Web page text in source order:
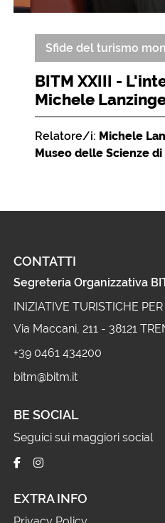
Sfide del turismo
BITM XXIII -
Michele
Relatore/i: Michele
Museo delle Scienze di
CONTATTI
Segreteria Organizzativa
INIZIATIVE TURISTICHE
Via Maccani, 211 - 38121
+39 0461 434200
bitm@bitm.it
BE SOCIAL
Seguici sui maggiori social
EXTRA INFO